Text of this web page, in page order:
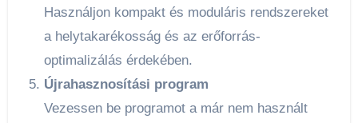
Használjon kompakt és moduláris rendszereket
a helytakarékosság és az erőforrás-
optimalizálás érdekében.
Újrahasznosítási program
Vezessen be programot a már nem használt